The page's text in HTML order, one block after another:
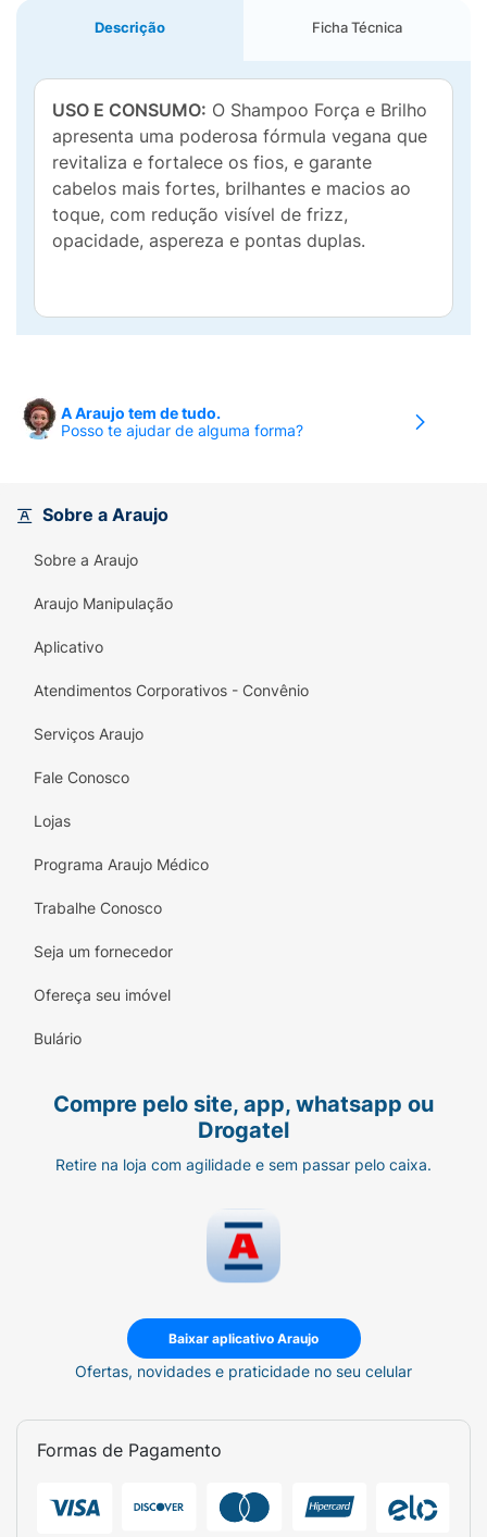
Descrição Ficha Técnica
USO E CONSUMO: O Shampoo Força e Brilho
apresenta uma poderosa fórmula vegana que
revitaliza e fortalece os fios, e garante
cabelos mais fortes, brilhantes e macios ao
toque, com redução visível de frizz,
opacidade, aspereza e pontas duplas.
A Araujo tem de tudo.
Posso te ajudar de alguma forma?
Sobre a Araujo
Sobre a Araujo
Araujo Manipulação
Aplicativo
Atendimentos Corporativos - Convênio
Serviços Araujo
Fale Conosco
Lojas
Programa Araujo Médico
Trabalhe Conosco
Seja um fornecedor
Ofereça seu imóvel
Bulário
Compre pelo site, app, whatsapp ou
Drogatel
Retire na loja com agilidade e sem passar pelo caixa.
Baixar aplicativo Araujo
Ofertas, novidades e praticidade no seu celular
Formas de Pagamento